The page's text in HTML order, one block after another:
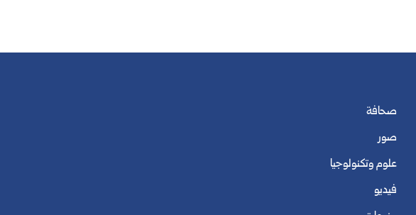
صحافة
صور
علوم وتكنولوجيا
فيديو